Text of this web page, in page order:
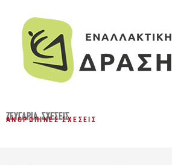
ΖΕΥΓΆΡΙΑ,ΣΧΈΣΕΙΣ
ΑΝΘΡΏΠΙΝΕΣ ΣΧΈΣΕΙΣ